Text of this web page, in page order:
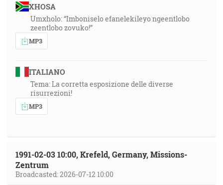
XHOSA
Umxholo: “Imboniselo efanelekileyo ngeentlobo
zeentlobo zovuko!”
MP3
ITALIANO
Tema: La corretta esposizione delle diverse
risurrezioni!
MP3
1991-02-03 10:00, Krefeld, Germany, Missions-
Zentrum
Broadcasted: 2026-07-12 10:00